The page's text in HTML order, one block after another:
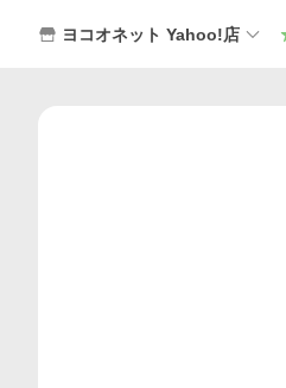
ヨコオネット Yahoo!店